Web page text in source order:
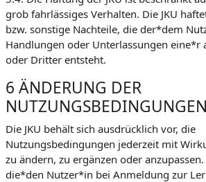
grob fahrlässiges Verhalten. Die JKU
bzw. sonstige Nachteile, die der*dem
Handlungen oder Unterlassungen eine*r
oder Dritter entsteht.
6 ÄNDERUNG DER
NUTZUNGSBEDINGUNGEN
Die JKU behält sich ausdrücklich vor, die
Nutzungsbedingungen jederzeit mit
zu ändern, zu ergänzen oder
die*den Nutzer*in bei Anmeldung zur